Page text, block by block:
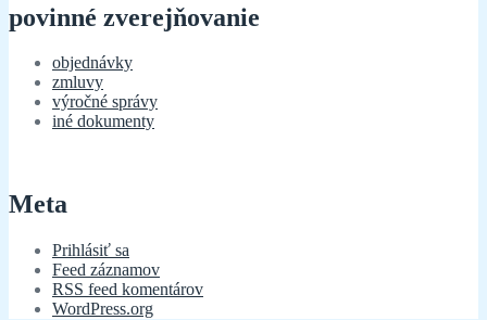
povinné zverejňovanie
objednávky
zmluvy
výročné správy
iné dokumenty
Meta
Prihlásiť sa
Feed záznamov
RSS feed komentárov
WordPress.org